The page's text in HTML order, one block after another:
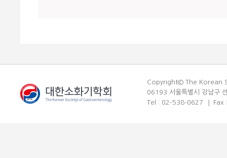
Copyright© The Korean
06193 서울특별시 강남구
Tel : 02-538-0627
Fax